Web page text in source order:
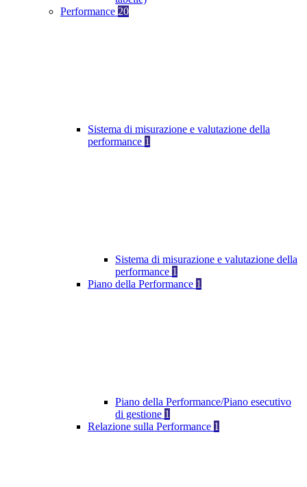
Performance 20
Sistema di misurazione e valutazione della
performance 1
Sistema di misurazione e valutazione della
performance 1
Piano della Performance 1
Piano della Performance/Piano esecutivo
di gestione 1
Relazione sulla Performance 1